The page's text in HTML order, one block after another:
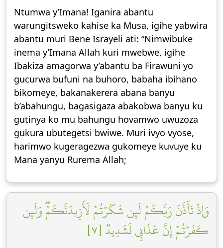
Ntumwa y’Imana! Iganira abantu
warungitsweko kahise ka Musa, igihe yabwira
abantu muri Bene Israyeli ati: “Nimwibuke
inema y’Imana Allah kuri mwebwe, igihe
Ibakiza amagorwa y’abantu ba Firawuni yo
gucurwa bufuni na buhoro, babaha ibihano
bikomeye, bakanakerera abana banyu
b’abahungu, bagasigaza abakobwa banyu ku
gutinya ko mu bahungu hovamwo uwuzoza
gukura ubutegetsi bwiwe. Muri ivyo vyose,
harimwo kugeragezwa gukomeye kuvuye ku
Mana yanyu Rurema Allah;
وَإِذۡ تَأَذَّنَ رَبُّكُمۡ لَئِن شَكَرۡتُمۡ لَأَزِيدَنَّكُمۡۖ وَلَئِن
كَفَرۡتُمۡ إِنَّ عَذَابِي لَشَدِيدٞ [٧]